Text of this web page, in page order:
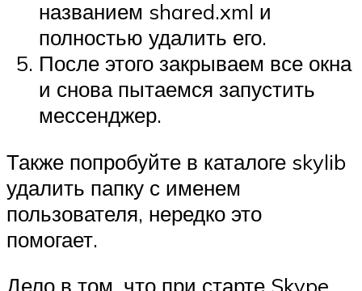
названием shared.xml и
полностью удалить его.
После этого закрываем все окна
и снова пытаемся запустить
мессенджер.
Также попробуйте в каталоге skylib
удалить папку с именем
пользователя, нередко это
помогает.
Дело в том, что при старте Skype